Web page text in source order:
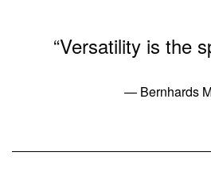
“Versatility is the
— Bernhards